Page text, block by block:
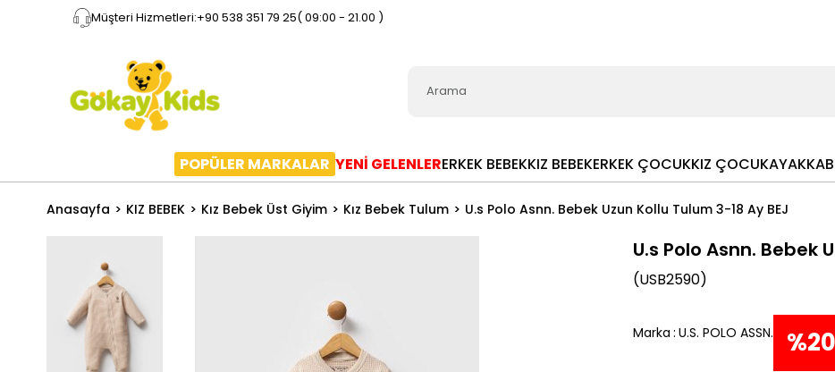
Müşteri Hizmetleri:+90 538 351 79 25( 09:00 - 21.00 )
POPÜLER MARKALAR YENİ GELENLERERKEK BEBEKKIZ BEBEKERKEK ÇOCUKKIZ ÇOCUK
Anasayfa KIZ BEBEK Kız Bebek Üst Giyim Kız Bebek Tulum U.s Polo Asnn. Bebek Uzun Kollu Tulum 3-18 Ay BEJ
U.s Polo Asnn. Bebek
(USB2590)
Marka : U.S. POLO ASSN. %20